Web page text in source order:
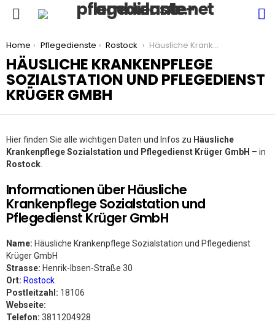
You are here:
Home Pflegedienste Rostock Häusliche Krankenpflege Sozialstation und Pflegedienst Krüger GmbH
HÄUSLICHE KRANKENPFLEGE
SOZIALSTATION UND PFLEGEDIENST
KRÜGER GMBH
Hier finden Sie alle wichtigen Daten und Infos zu Häusliche
Krankenpflege Sozialstation und Pflegedienst Krüger GmbH – in
Rostock
Informationen über Häusliche
Krankenpflege Sozialstation und
Pflegedienst Krüger GmbH
Name: Häusliche Krankenpflege Sozialstation und Pflegedienst
Krüger GmbH
Strasse: Henrik-Ibsen-Straße 30
Ort: Rostock
Postleitzahl: 18106
Webseite:
Telefon: 3811204928